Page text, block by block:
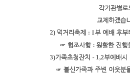
각기관별로
교제하겠습니
2) 먹거리축제 : 1부 예배 후부
☞ 협조사항 : 원활한 진행
3)가족초청잔치 - 1,2부예배 시
☞ 불신가족과 주변 이웃분